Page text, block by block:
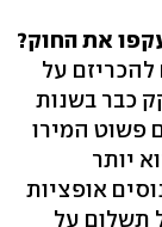
את החוק?
על
כבר בשנות
פשוט המירו
יותר
אופציות
תשלום על